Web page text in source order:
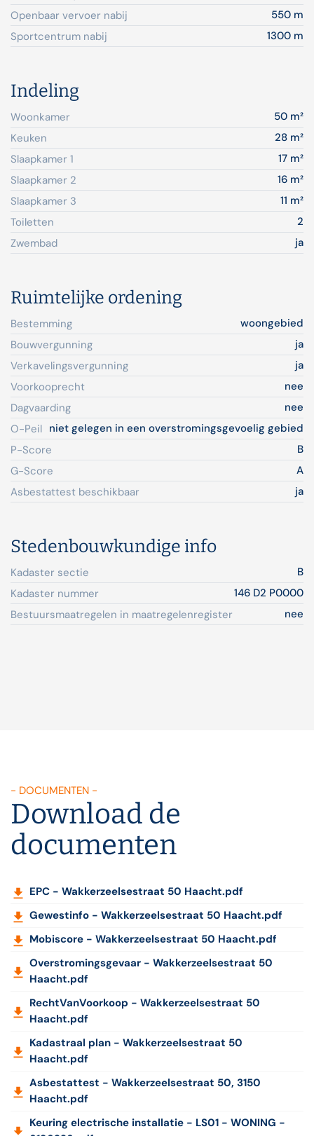
Openbaar vervoer nabij
550 m
Sportcentrum nabij
1300 m
Indeling
Woonkamer
50 m²
Keuken
28 m²
Slaapkamer 1
17 m²
Slaapkamer 2
16 m²
Slaapkamer 3
11 m²
Toiletten
2
Zwembad
ja
Ruimtelijke ordening
Bestemming
woongebied
Bouwvergunning
ja
Verkavelingsvergunning
ja
Voorkooprecht
nee
Dagvaarding
nee
O-Peil niet gelegen in een overstromingsgevoelig gebied
P-Score
B
G-Score
A
Asbestattest beschikbaar
ja
Stedenbouwkundige info
Kadaster sectie
B
Kadaster nummer
146 D2 P0000
Bestuursmaatregelen in maatregelenregister
nee
- DOCUMENTEN -
Download de
documenten
EPC - Wakkerzeelsestraat 50 Haacht.pdf
Gewestinfo - Wakkerzeelsestraat 50 Haacht.pdf
Mobiscore - Wakkerzeelsestraat 50 Haacht.pdf
Overstromingsgevaar - Wakkerzeelsestraat 50
Haacht.pdf
RechtVanVoorkoop - Wakkerzeelsestraat 50
Haacht.pdf
Kadastraal plan - Wakkerzeelsestraat 50
Haacht.pdf
Asbestattest - Wakkerzeelsestraat 50, 3150
Haacht.pdf
Keuring electrische installatie - LS01 - WONING -